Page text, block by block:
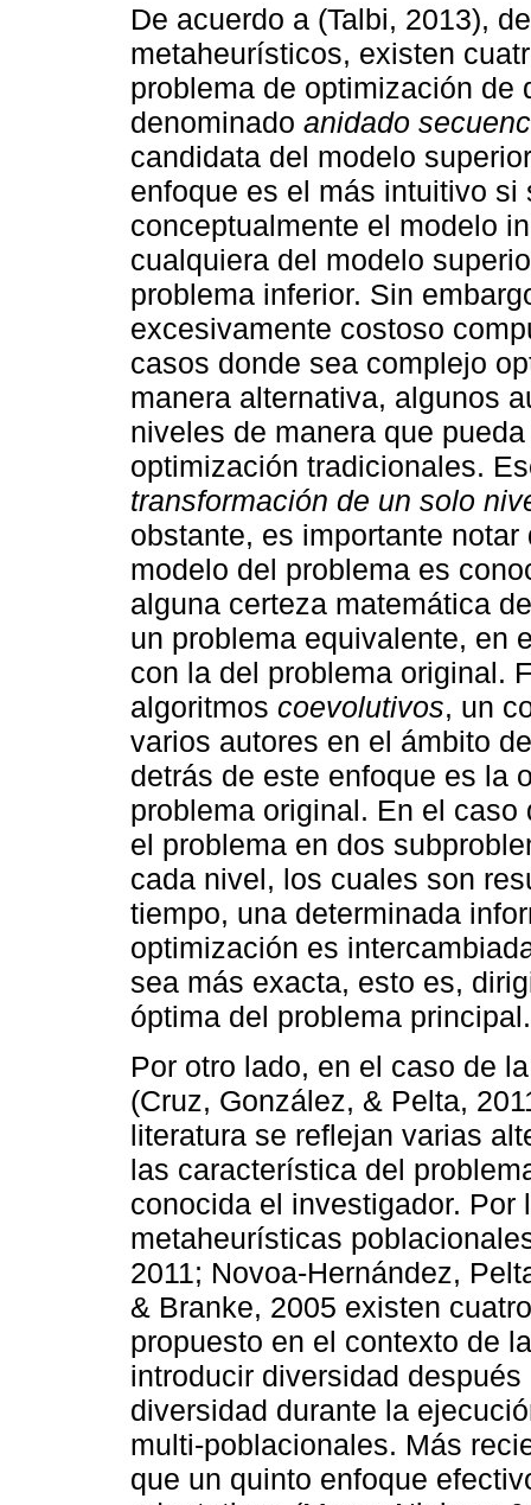
De acuerdo a (Talbi, 2013),
metaheurísticos, existen
problema de optimización de
denominado anidado
candidata del modelo
enfoque es el más intuitivo si
conceptualmente el modelo
cualquiera del modelo
problema inferior. Sin
excesivamente costoso
casos donde sea complejo
manera alternativa, algunos
niveles de manera que
optimización tradicionales.
transformación de un solo
obstante, es importante
modelo del problema es
alguna certeza matemática
un problema equivalente, en
con la del problema original.
algoritmos coevolutivos, un
varios autores en el ámbito
detrás de este enfoque es la
problema original. En el
el problema en dos
cada nivel, los cuales son
tiempo, una determinada
optimización es
sea más exacta, esto es,
óptima del problema principal.
Por otro lado, en el caso de
(Cruz, González, & Pelta,
literatura se reflejan varias
las característica del
conocida el investigador.
metaheurísticas
2011; Novoa-Hernández,
& Branke, 2005 existen
propuesto en el contexto de
introducir diversidad
diversidad durante la
multi-poblacionales. Más
que un quinto enfoque